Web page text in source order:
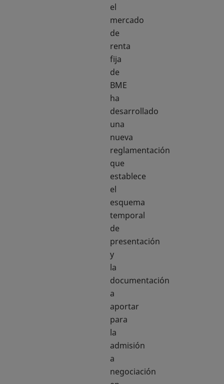
el
mercado
de
renta
fija
de
BME
ha
desarrollado
una
nueva
reglamentación
que
establece
el
esquema
temporal
de
presentación
y
la
documentación
a
aportar
para
la
admisión
a
negociación